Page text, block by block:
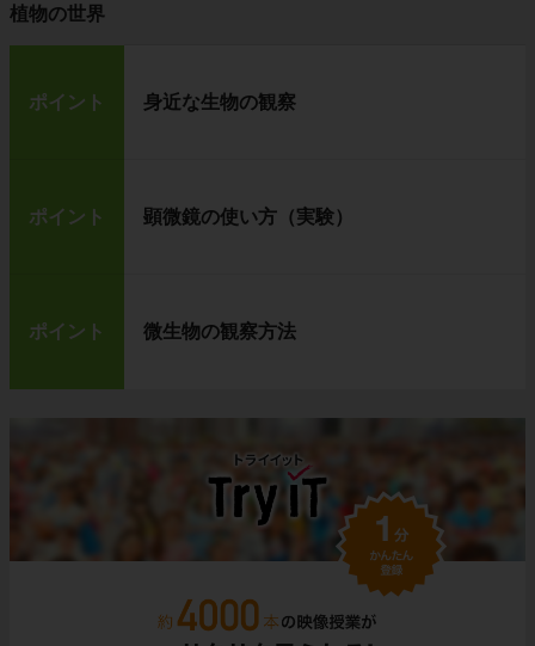
植物の世界
ポイント 身近な生物の観察
ポイント 顕微鏡の使い方（実験）
ポイント 微生物の観察方法